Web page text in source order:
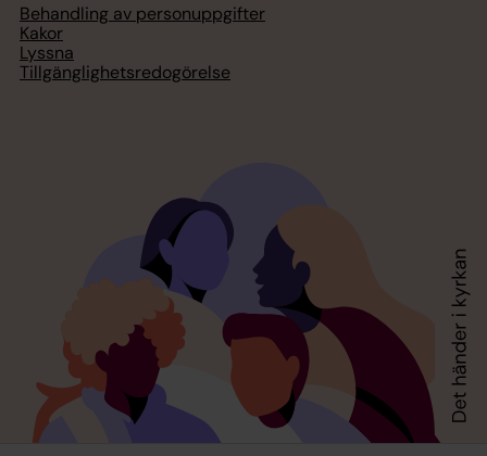
Behandling av personuppgifter
Kakor
Lyssna
Tillgänglighetsredogörelse